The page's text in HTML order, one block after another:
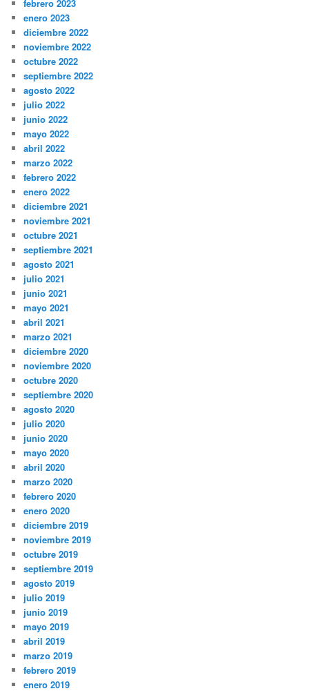
febrero 2023
enero 2023
diciembre 2022
noviembre 2022
octubre 2022
septiembre 2022
agosto 2022
julio 2022
junio 2022
mayo 2022
abril 2022
marzo 2022
febrero 2022
enero 2022
diciembre 2021
noviembre 2021
octubre 2021
septiembre 2021
agosto 2021
julio 2021
junio 2021
mayo 2021
abril 2021
marzo 2021
diciembre 2020
noviembre 2020
octubre 2020
septiembre 2020
agosto 2020
julio 2020
junio 2020
mayo 2020
abril 2020
marzo 2020
febrero 2020
enero 2020
diciembre 2019
noviembre 2019
octubre 2019
septiembre 2019
agosto 2019
julio 2019
junio 2019
mayo 2019
abril 2019
marzo 2019
febrero 2019
enero 2019